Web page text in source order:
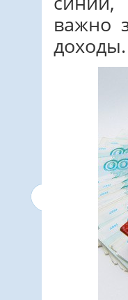
важно
доходы.